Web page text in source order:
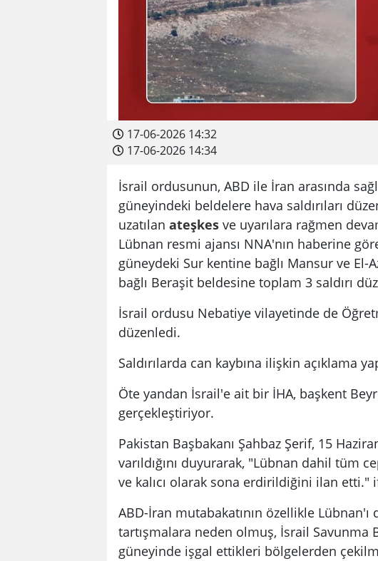
17-06-2026 14:32
17-06-2026 14:34
İsrail ordusunun, ABD ile İran arasında
güneyindeki beldelere hava saldırıları
uzatılan ateşkes ve uyarılara rağmen
Lübnan resmi ajansı NNA'nın haberine
güneydeki Sur kentine bağlı Mansur ve
bağlı Beraşit beldesine toplam 3 saldırı
İsrail ordusu Nebatiye vilayetinde de
düzenledi.
Saldırılarda can kaybına ilişkin açıklama
Öte yandan İsrail'e ait bir İHA, başkent
gerçekleştiriyor.
Pakistan Başbakanı Şahbaz Şerif, 15
varıldığını duyurarak, "Lübnan dahil tüm
ve kalıcı olarak sona erdirildiğini ilan etti."
ABD-İran mutabakatının özellikle Lübnan'ı
tartışmalara neden olmuş, İsrail Savunma
güneyinde işgal ettikleri bölgelerden